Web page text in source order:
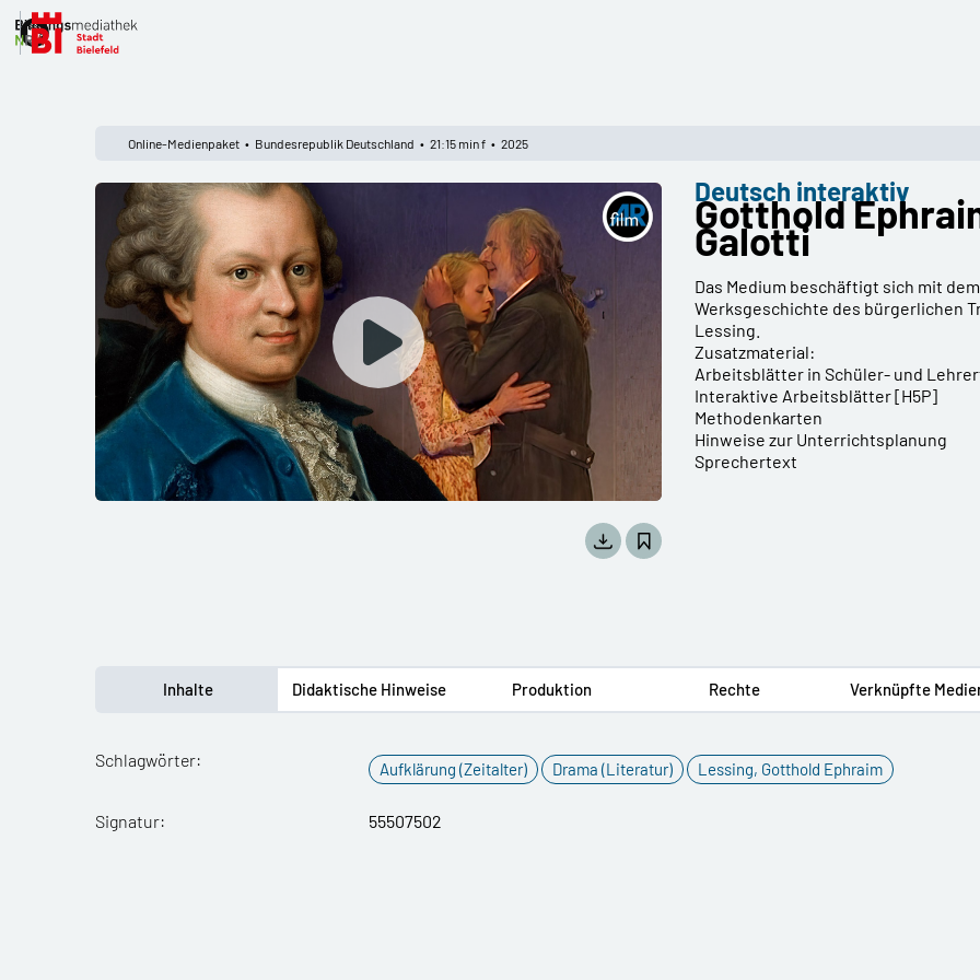
Deutsch interaktiv
Gotthold
Galotti
Online-Medienpaket Bundesrepublik Deutschland 21:15 min f 2025
Das Medium beschäftigt sich mit
Werksgeschichte des bürgerlichen
Lessing.
Zusatzmaterial:
Arbeitsblätter in Schüler- und
Interaktive Arbeitsblätter [H5P]
Methodenkarten
Hinweise zur Unterrichtsplanung
Sprechertext
Inhalte
Schlagwörter: Aufklärung (Zeitalter) Drama (Literatur) Lessing, Gotthold Ephraim
Signatur: 55507502
Didaktische Hinweise Produktion Rechte Verknüpfte